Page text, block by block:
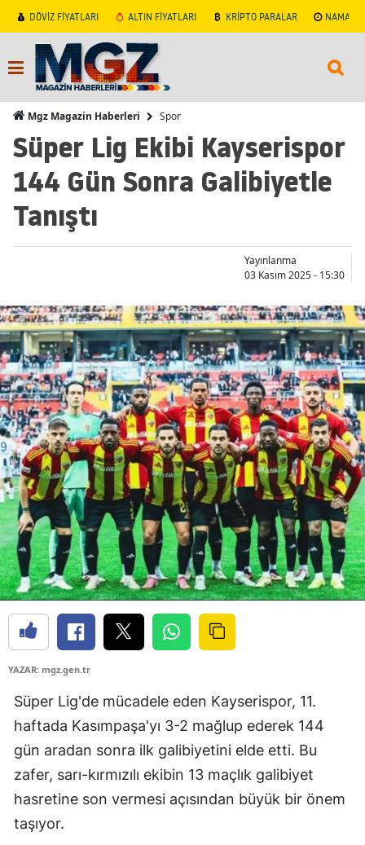
DÖVİZ FİYATLARI ALTIN FİYATLARI KRİPTO PARALAR NAMAZ
Mgz Magazin Haberleri Spor
Süper Lig Ekibi Kayserispor
144 Gün Sonra Galibiyetle
Tanıştı
Yayınlanma
03 Kasım 2025 - 15:30
YAZAR: mgz.gen.tr
Süper Lig'de mücadele eden Kayserispor, 11.
haftada Kasımpaşa'yı 3-2 mağlup ederek 144
gün aradan sonra ilk galibiyetini elde etti. Bu
zafer, sarı-kırmızılı ekibin 13 maçlık galibiyet
hasretine son vermesi açısından büyük bir önem
taşıyor.